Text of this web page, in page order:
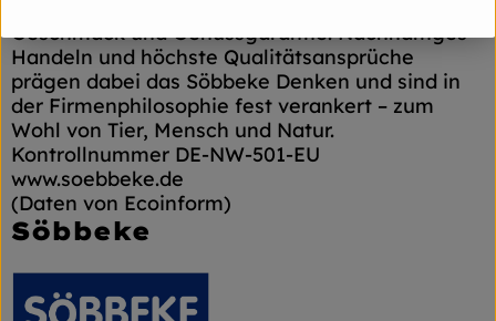
Geschmack und Genussgarantie. Nachhaltiges
Handeln und höchste Qualitäts­ansprüche
prägen dabei das Söbbeke Denken und sind in
der Firmenphilosophie fest verankert – zum
Wohl von Tier, Mensch und Natur.
Kontrollnummer DE-NW-501-EU
www.soebbeke.de
(Daten von Ecoinform)
Söbbeke